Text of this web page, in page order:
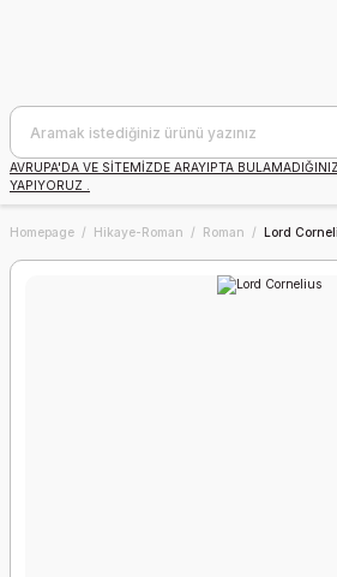
AVRUPA'DA VE SİTEMİZDE ARAYIPTA
YAPIYORUZ .
Homepage Hikaye-Roman Roman Lord